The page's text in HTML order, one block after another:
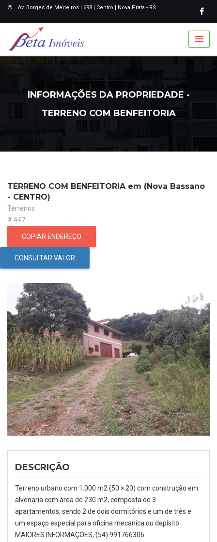
Av. Borges de Medeiros | 698 | Centro | Nova Prata - RS
INFORMAÇÕES DA PROPRIEDADE -
TERRENO COM BENFEITORIA
TERRENO COM BENFEITORIA em (Nova Bassano
- CENTRO)
Terrenos
# 447
COPIAR ENDEREÇO
CONSULTAR VALOR
DESCRIÇÃO
Terreno urbano com 1.000 m2 (50 × 20) com construção em
alvenaria com área de 230 m2, composta de 3
apartamentos, sendo 2 de dois dormitórios e um de três e
um espaço especial para oficina mecanica ou depisito.
MAIORES INFORMAÇÕES, (54) 991766306